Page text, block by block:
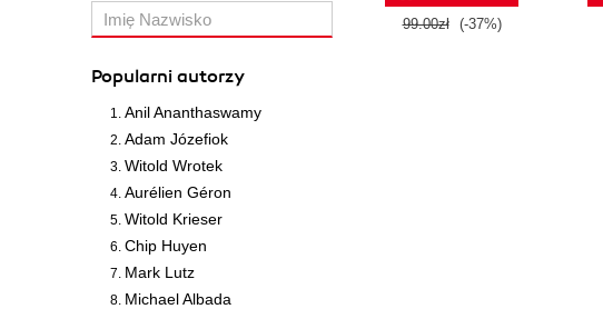
Popularni autorzy
Anil Ananthaswamy
Adam Józefiok
Witold Wrotek
Aurélien Géron
Witold Krieser
Chip Huyen
Mark Lutz
Michael Albada
99.00zł (-37%)